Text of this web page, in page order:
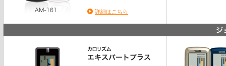
詳細はこちら